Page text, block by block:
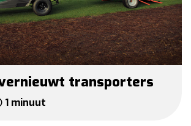
transporters
1 minuut